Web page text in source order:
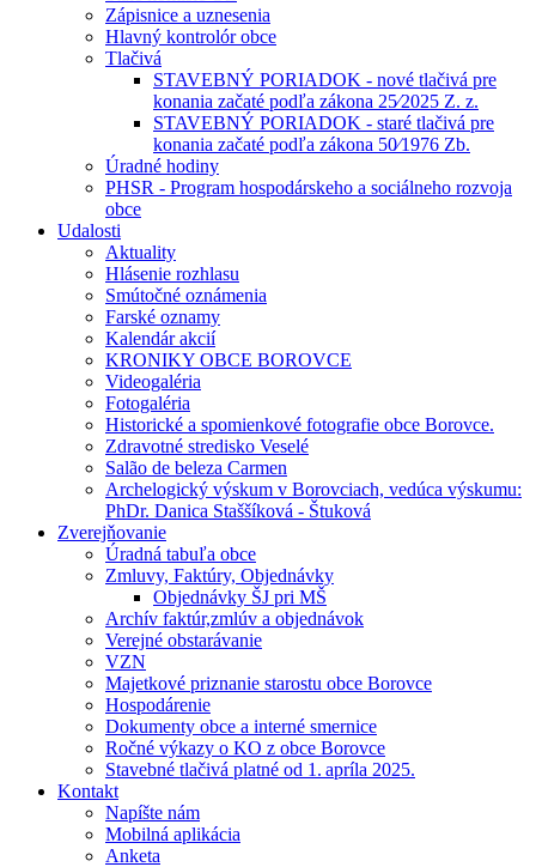
Zápisnice a uznesenia
Hlavný kontrolór obce
Tlačivá
STAVEBNÝ PORIADOK - nové tlačivá pre
konania začaté podľa zákona 25⁄2025 Z. z.
STAVEBNÝ PORIADOK - staré tlačivá pre
konania začaté podľa zákona 50⁄1976 Zb.
Úradné hodiny
PHSR - Program hospodárskeho a sociálneho rozvoja
obce
Udalosti
Aktuality
Hlásenie rozhlasu
Smútočné oznámenia
Farské oznamy
Kalendár akcií
KRONIKY OBCE BOROVCE
Videogaléria
Fotogaléria
Historické a spomienkové fotografie obce Borovce.
Zdravotné stredisko Veselé
Salão de beleza Carmen
Archelogický výskum v Borovciach, vedúca výskumu:
PhDr. Danica Staššíková - Štuková
Zverejňovanie
Úradná tabuľa obce
Zmluvy, Faktúry, Objednávky
Objednávky ŠJ pri MŠ
Archív faktúr,zmlúv a objednávok
Verejné obstarávanie
VZN
Majetkové priznanie starostu obce Borovce
Hospodárenie
Dokumenty obce a interné smernice
Ročné výkazy o KO z obce Borovce
Stavebné tlačivá platné od 1. apríla 2025.
Kontakt
Napíšte nám
Mobilná aplikácia
Anketa